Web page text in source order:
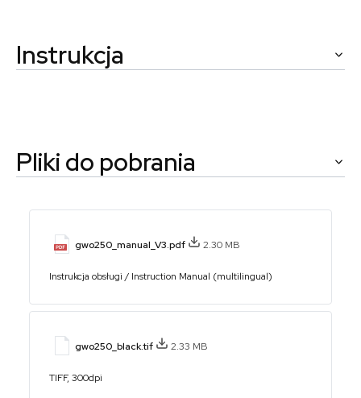
Instrukcja
Pliki do pobrania
gwo250_manual_V3.pdf 2.30 MB
Instrukcja obsługi / Instruction Manual (multilingual)
gwo250_black.tif 2.33 MB
TIFF, 300dpi